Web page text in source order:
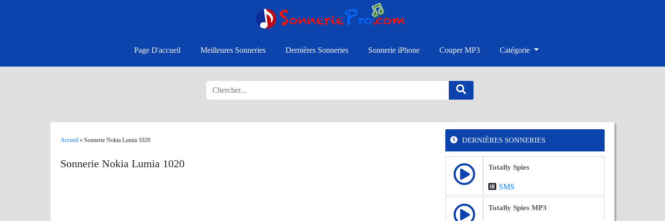
Page D'accueil Meilleures Sonneries Dernières Sonneries Sonnerie iPhone Couper MP3 Catégorie
Accueil » Sonnerie Nokia Lumia 1020
Sonnerie Nokia Lumia 1020
DERNIÈRES SONNERIES
Totally Spies
SMS
Totally Spies MP3